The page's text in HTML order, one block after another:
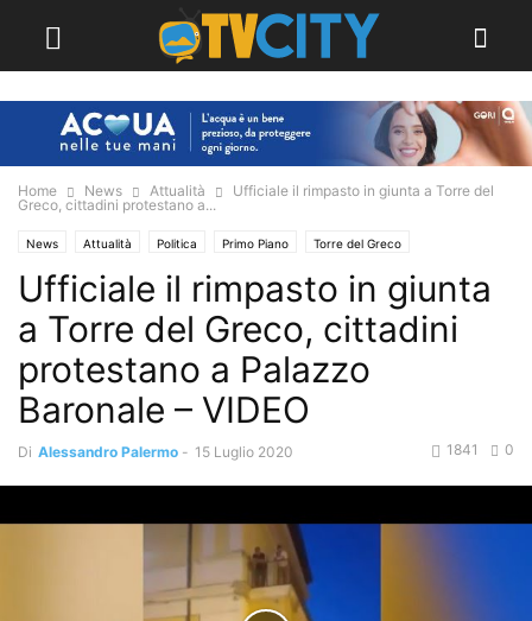
Home News Attualità
Ufficiale il rimpasto in giunta a Torre del
Greco, cittadini protestano a...
News Attualità Politica Primo Piano Torre del Greco
Video TVCITY
Ufficiale il rimpasto in giunta
a Torre del Greco, cittadini
protestano a Palazzo
Baronale – VIDEO
Di Alessandro Palermo - 15 Luglio 2020 0
1841